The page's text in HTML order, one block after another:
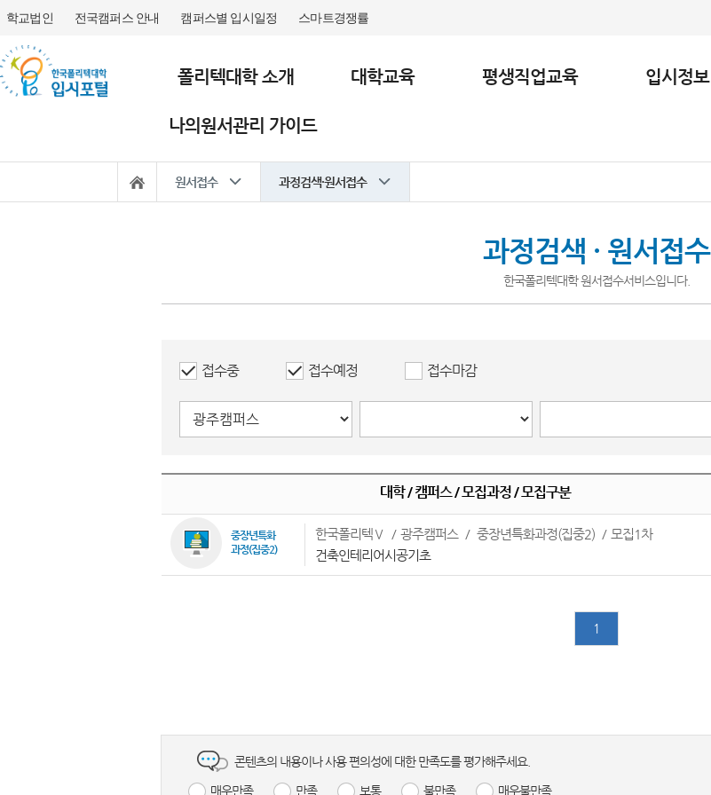
학교법인 전국캠퍼스 안내 캠퍼스별 입시일정 스마트경쟁률
폴리텍대학 소개 대학교육 평생직업교육 입시정보
나의원서관리 가이드
원서접수 과정검색·원서접수
과정검색 · 원서접수
한국폴리텍대학 원서접수서비스입니다.
접수중 접수예정 접수마감
대학 / 캠퍼스 / 모집과정 / 모집구분
중장년특화
과정(집중2)
한국폴리텍Ⅴ 광주캠퍼스 중장년특화과정(집중2)
모집1차
건축인테리어시공기초
1
콘텐츠의 내용이나 사용 편의성에 대한 만족도를 평가해주세요.
매우만족 만족 보통 불만족 매우불만족